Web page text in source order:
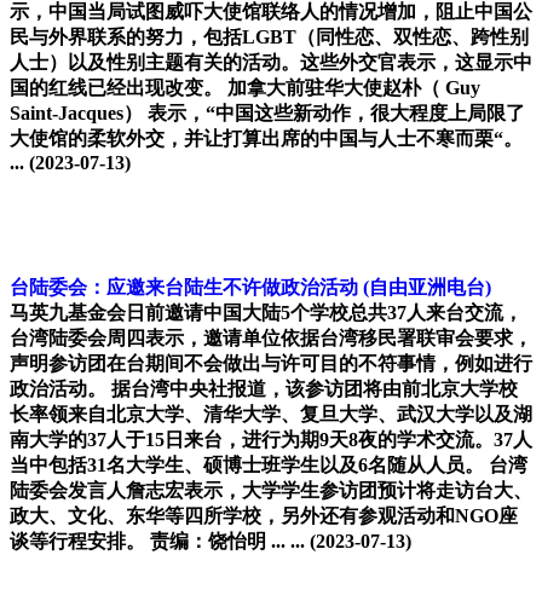
示，中国当局试图威吓大使馆联络人的情况增加，阻止中国公
民与外界联系的努力，包括LGBT（同性恋、双性恋、跨性别
人士）以及性别主题有关的活动。这些外交官表示，这显示中
国的红线已经出现改变。 加拿大前驻华大使赵朴（ Guy
Saint-Jacques） 表示，“中国这些新动作，很大程度上局限了
大使馆的柔软外交，并让打算出席的中国与人士不寒而栗“。
... (2023-07-13)
台陆委会：应邀来台陆生不许做政治活动 (自由亚洲电台)
马英九基金会日前邀请中国大陆5个学校总共37人来台交流，
台湾陆委会周四表示，邀请单位依据台湾移民署联审会要求，
声明参访团在台期间不会做出与许可目的不符事情，例如进行
政治活动。 据台湾中央社报道，该参访团将由前北京大学校
长率领来自北京大学、清华大学、复旦大学、武汉大学以及湖
南大学的37人于15日来台，进行为期9天8夜的学术交流。37人
当中包括31名大学生、硕博士班学生以及6名随从人员。 台湾
陆委会发言人詹志宏表示，大学学生参访团预计将走访台大、
政大、文化、东华等四所学校，另外还有参观活动和NGO座
谈等行程安排。 责编：饶怡明 ... ... (2023-07-13)